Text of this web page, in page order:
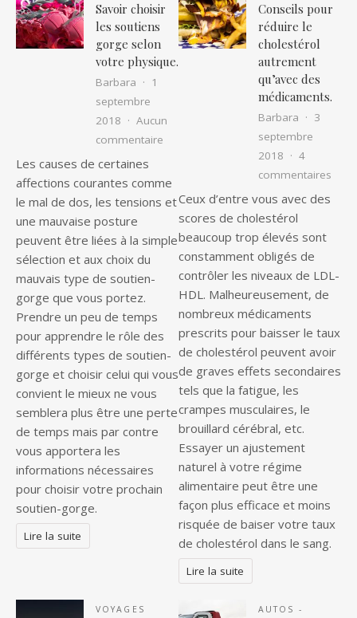
Savoir choisir
les soutiens
gorge selon
votre physique.
Barbara
1
septembre
2018
Aucun
commentaire sur Savoir choisir les soutiens gorge
Les causes de certaines
affections courantes comme
le mal de dos, les tensions et
une mauvaise posture
peuvent être liées à la simple
sélection et aux choix du
mauvais type de soutien-
gorge que vous portez.
Prendre un peu de temps
pour apprendre le rôle des
différents types de soutien-
gorge et choisir celui qui vous
convient le mieux ne vous
semblera plus être une perte
de temps mais par contre
vous apportera les
informations nécessaires
pour choisir votre prochain
soutien-gorge.
Lire la suite
Conseils pour
réduire le
cholestérol
autrement
qu’avec des
médicaments.
Barbara
3
septembre
2018
4
commentaires
Ceux d’entre vous avec des
scores de cholestérol
beaucoup trop élevés sont
constamment obligés de
contrôler les niveaux de LDL-
HDL. Malheureusement, de
nombreux médicaments
prescrits pour baisser le taux
de cholestérol peuvent avoir
de graves effets secondaires
tels que la fatigue, les
crampes musculaires, le
brouillard cérébral, etc.
Essayer un ajustement
naturel à votre régime
alimentaire peut être une
façon plus efficace et moins
risquée de baiser votre taux
de cholestérol dans le sang.
Lire la suite
VOYAGES
AUTOS -